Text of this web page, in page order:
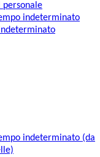
personale
indeterminato
indeterminato (da